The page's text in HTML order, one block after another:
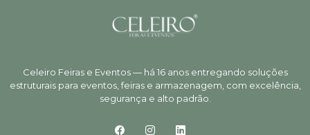
Celeiro Feiras e Eventos — há 16 anos entregando soluções
estruturais para eventos, feiras e armazenagem, com excelência,
segurança e alto padrão.